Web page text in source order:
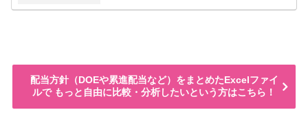
配当方針（DOEや累進配当など）をまとめたExcelファイ
ルで もっと自由に比較・分析したいという方はこちら！